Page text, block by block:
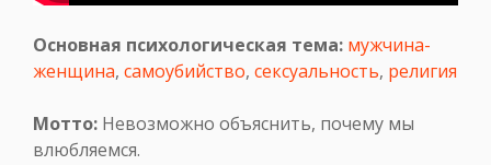
Основная психологическая тема: мужчина-
женщина, самоубийство, сексуальность, религия
Мотто: Невозможно объяснить, почему мы
влюбляемся.